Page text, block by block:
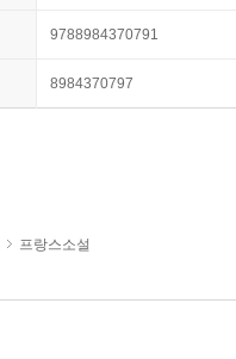
9788984370791
8984370797
프랑스소설